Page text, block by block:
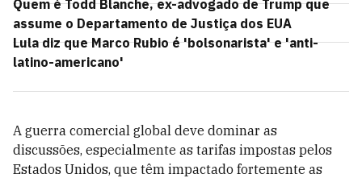
Quem é Todd Blanche, ex-advogado de Trump que
assume o Departamento de Justiça dos EUA
Lula diz que Marco Rubio é 'bolsonarista' e 'anti-
latino-americano'
A guerra comercial global deve dominar as
discussões, especialmente as tarifas impostas pelos
Estados Unidos, que têm impactado fortemente as